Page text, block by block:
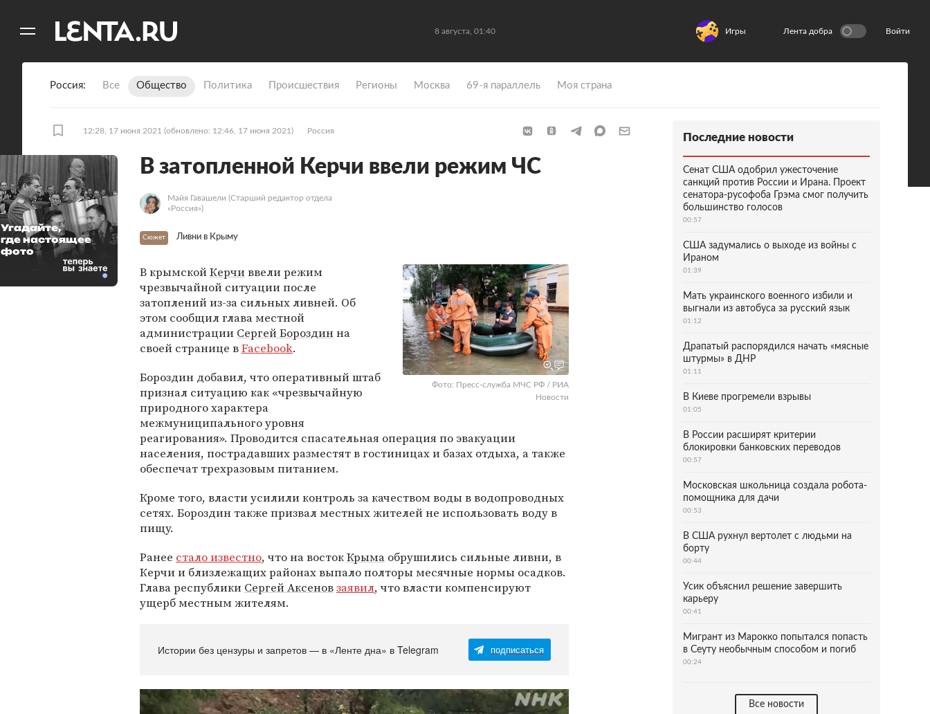
8 августа, 01:40 Игры Лента добра Войти
Россия Все Общество Политика Происшествия Регионы Москва 69-я параллель Моя страна
12:28, 17 июня 2021 (обновлено: 12:46, 17 июня 2021) Россия
В затопленной Керчи ввели режим ЧС
Майя Гавашели (Старший редактор отдела
«Россия»)
Сюжет Ливни в Крыму
Фото: Пресс-служба МЧС РФ / РИА
Новости
В крымскойКерчиввели режим
чрезвычайной ситуации после
затоплений из-за сильных ливней. Об
этом сообщил глава местной
администрации Сергей Бороздинна
своей странице вFacebook.
Бороздин добавил, что оперативный штаб
признал ситуацию как «чрезвычайную
природного характера
межмуниципального уровня
реагирования». Проводится спасательная операция по эвакуации
населения, пострадавших разместят в гостиницах и базах отдыха, а также
обеспечат трехразовым питанием.
Кроме того, власти усилили контроль за качеством воды в водопроводных
сетях. Бороздин также призвал местных жителей не использовать воду в
пищу.
Ранее стало известно, что на востокКрыма обрушились сильные ливни, в
Керчи и близлежащих районах выпало полторы месячные нормы осадков.
Глава республики Сергей Аксеновзаявил, что власти компенсируют
ущерб местным жителям.
Истории без цензуры и запретов — в «Ленте дна» в Telegram подписаться
Угадайте,
где настоящее
фото
Последние новости
Сенат США одобрил ужесточение
санкций против России и Ирана. Проект
сенатора-русофоба Грэма смог получить
большинство голосов
00:57
США задумались о выходе из войны с
Ираном
01:39
Мать украинского военного избили и
выгнали из автобуса за русский язык
01:12
Драпатый распорядился начать «мясные
штурмы» в ДНР
01:11
В Киеве прогремели взрывы
01:05
В России расширят критерии
блокировки банковских переводов
00:57
Московская школьница создала робота-
помощника для дачи
00:53
В США рухнул вертолет с людьми на
борту
00:44
Усик объяснил решение завершить
карьеру
00:41
Мигрант из Марокко попытался попасть
в Сеуту необычным способом и погиб
00:24
Все новости